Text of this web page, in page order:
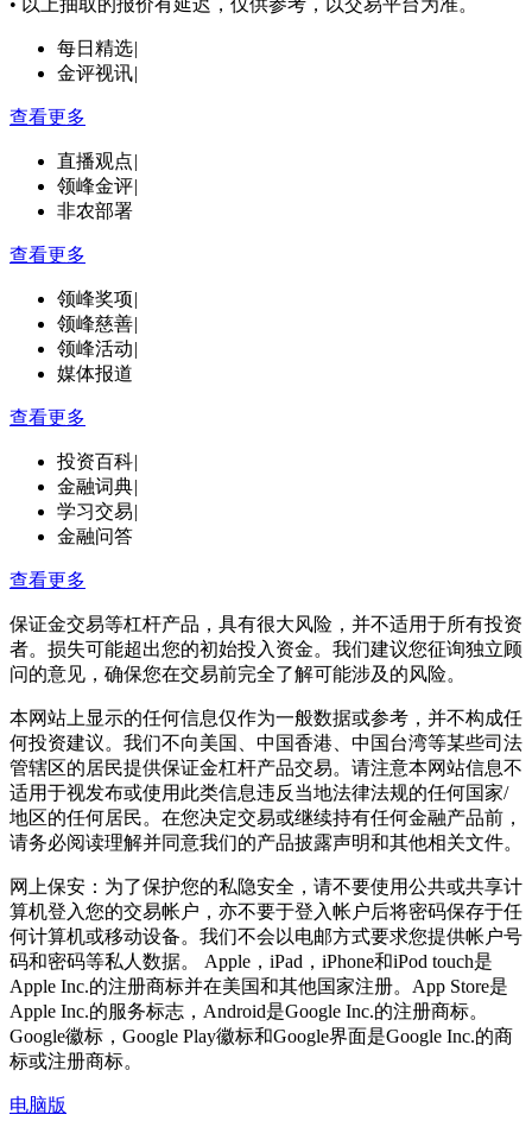
• 以上抽取的报价有延迟，仅供参考，以交易平台为准。
每日精选|
金评视讯|
查看更多
直播观点|
领峰金评|
非农部署
查看更多
领峰奖项|
领峰慈善|
领峰活动|
媒体报道
查看更多
投资百科|
金融词典|
学习交易|
金融问答
查看更多
保证金交易等杠杆产品，具有很大风险，并不适用于所有投资
者。损失可能超出您的初始投入资金。我们建议您征询独立顾
问的意见，确保您在交易前完全了解可能涉及的风险。
本网站上显示的任何信息仅作为一般数据或参考，并不构成任
何投资建议。我们不向美国、中国香港、中国台湾等某些司法
管辖区的居民提供保证金杠杆产品交易。请注意本网站信息不
适用于视发布或使用此类信息违反当地法律法规的任何国家/
地区的任何居民。在您决定交易或继续持有任何金融产品前，
请务必阅读理解并同意我们的产品披露声明和其他相关文件。
网上保安：为了保护您的私隐安全，请不要使用公共或共享计
算机登入您的交易帐户，亦不要于登入帐户后将密码保存于任
何计算机或移动设备。我们不会以电邮方式要求您提供帐户号
码和密码等私人数据。 Apple，iPad，iPhone和iPod touch是
Apple Inc.的注册商标并在美国和其他国家注册。App Store是
Apple Inc.的服务标志，Android是Google Inc.的注册商标。
Google徽标，Google Play徽标和Google界面是Google Inc.的商
标或注册商标。
电脑版